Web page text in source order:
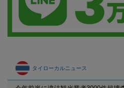
タイローカルニュース